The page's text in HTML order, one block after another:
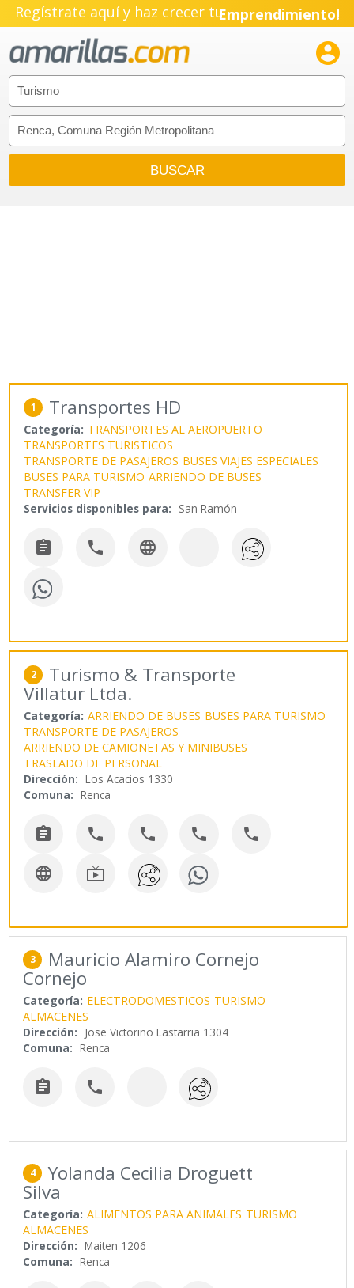
Regístrate aquí y haz crecer tuEmprendimiento!

1 Transportes HD
Categoría: TRANSPORTES AL AEROPUERTO
TRANSPORTES TURISTICOS
TRANSPORTE DE PASAJEROS BUSES VIAJES ESPECIALES
BUSES PARA TURISMO ARRIENDO DE BUSES
TRANSFER VIP
Servicios disponibles para: San Ramón
  
2 Turismo & Transporte
Villatur Ltda.
Categoría: ARRIENDO DE BUSES BUSES PARA TURISMO
TRANSPORTE DE PASAJEROS
ARRIENDO DE CAMIONETAS Y MINIBUSES
TRASLADO DE PERSONAL
Dirección: Los Acacios 1330
Comuna: Renca
    
 
3 Mauricio Alamiro Cornejo
Cornejo
Categoría: ELECTRODOMESTICOS TURISMO
ALMACENES
Dirección: Jose Victorino Lastarria 1304
Comuna: Renca
 
4 Yolanda Cecilia Droguett
Silva
Categoría: ALIMENTOS PARA ANIMALES TURISMO
ALMACENES
Dirección: Maiten 1206
Comuna: Renca